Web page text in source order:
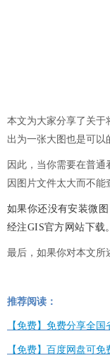
本文为大家分享了关于
出为一张大图也是可以
因此，当你需要在普
因图片文件太大而不能
如果你还没有安装微
经注GIS官方网站下载。
最后，如果你对本文所
推荐阅读：
【免费】免费分享全
【免费】百度网盘可